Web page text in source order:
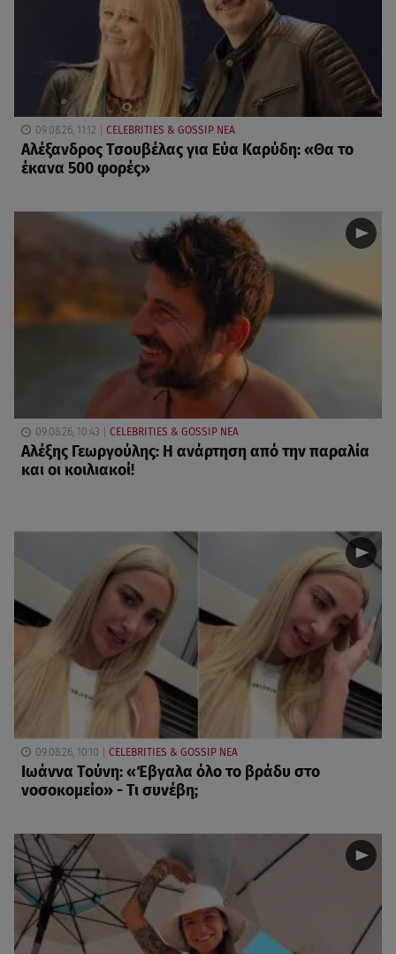
09.08.26, 11:12 CELEBRITIES & GOSSIP ΝΕΑ
Αλέξανδρος Τσουβέλας για Εύα Καρύδη: «Θα το
έκανα 500 φορές»
09.08.26, 10:43 CELEBRITIES & GOSSIP ΝΕΑ
Αλέξης Γεωργούλης: Η ανάρτηση από την παραλία
και οι κοιλιακοί!
09.08.26, 10:10 CELEBRITIES & GOSSIP ΝΕΑ
Ιωάννα Τούνη: «Έβγαλα όλο το βράδυ στο
νοσοκομείο» - Τι συνέβη;